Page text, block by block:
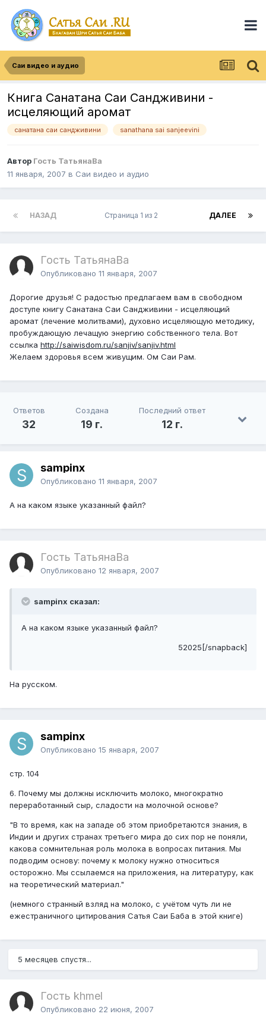
Саи видео и аудио
Книга Санатана Саи Сандживини -
исцеляющий аромат
санатана саи сандживини sanathana sai sanjeevini
Автор Гость ТатьянаВа
11 января, 2007 в Саи видео и аудио
НАЗАД ДАЛЕЕ
Страница 1 из 2
Гость ТатьянаВа
Опубликовано 11 января, 2007
Дорогие друзья! С радостью предлагаем вам в свободном
доступе книгу Санатана Саи Сандживини - исцеляющий
аромат (лечение молитвами), духовно исцеляющую методику,
пробуждающую лечащую энергию собственного тела. Вот
ссылка http://saiwisdom.ru/sanjiv/sanjiv.html
Желаем здоровья всем живущим. Ом Саи Рам.
Ответов
32
Создана
19 г.
Последний ответ
12 г.
sampinx
Опубликовано 11 января, 2007
А на каком языке указанный файл?
Гость ТатьянаВа
Опубликовано 12 января, 2007
sampinx сказал:
А на каком языке указанный файл?
52025[/snapback]
На русском.
sampinx
Опубликовано 15 января, 2007
стр. 104
6. Почему мы должны исключить молоко, многократно
переработанный сыр, сладости на молочной основе?
"В то время, как на западе об этом приобретаются знания, в
Индии и других странах третьего мира до сих пор не поняли,
какова сомнительная роль молока в вопросах питания. Мы
подводим основу: почему к молоку нужно относиться
осторожно. Мы ссылаемся на приложения, на литературу, как
на теоретический материал."
(немного странный взляд на молоко, с учётом чуть ли не
ежестраничного цитирования Сатья Саи Баба в этой книге)
5 месяцев спустя...
Гость khmel
Опубликовано 22 июня, 2007